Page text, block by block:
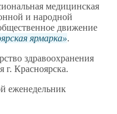
медицинская
и народной
движение
ярмарка .
здравоохранения
г. Красноярска.
еженедельник